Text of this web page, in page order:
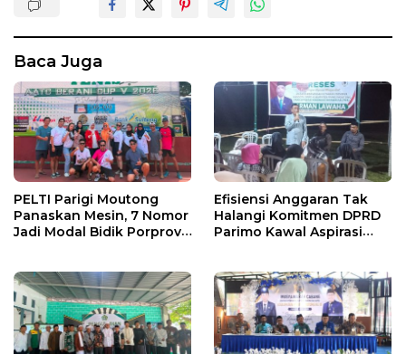
Baca Juga
PELTI Parigi Moutong
Panaskan Mesin, 7 Nomor
Jadi Modal Bidik Porprov
Efisiensi Anggaran Tak
Halangi Komitmen DPRD
Parimo Kawal Aspirasi